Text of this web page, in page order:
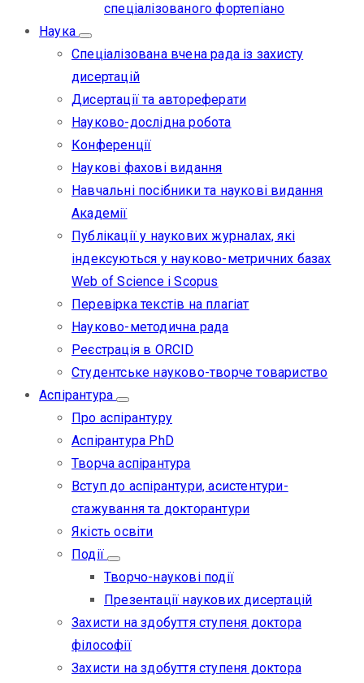
спеціалізованого фортепіано
Наука
Спеціалізована вчена рада із захисту
дисертацій
Дисертації та автореферати
Науково-дослідна робота
Конференції
Наукові фахові видання
Навчальні посібники та наукові видання
Академії
Публікації у наукових журналах, які
індексуються у науково-метричних базах
Web of Science i Scopus
Перевірка текстів на плагіат
Науково-методична рада
Реєстрація в ORCID
Студентське науково-творче товариство
Аспірантура
Про аспірантуру
Аспірантура PhD
Творча аспірантура
Вступ до аспірантури, асистентури-
стажування та докторантури
Якість освіти
Події
Творчо-наукові події
Презентації наукових дисертацій
Захисти на здобуття ступеня доктора
філософії
Захисти на здобуття ступеня доктора